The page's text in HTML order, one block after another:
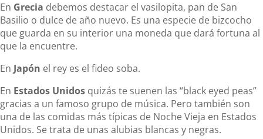
En Grecia debemos destacar el vasilopita, pan de San
Basilio o dulce de año nuevo. Es una especie de bizcocho
que guarda en su interior una moneda que dará fortuna al
que la encuentre.
En Japón el rey es el fideo soba.
En Estados Unidos quizás te suenen las “black eyed peas”
gracias a un famoso grupo de música. Pero también son
una de las comidas más típicas de Noche Vieja en Estados
Unidos. Se trata de unas alubias blancas y negras.